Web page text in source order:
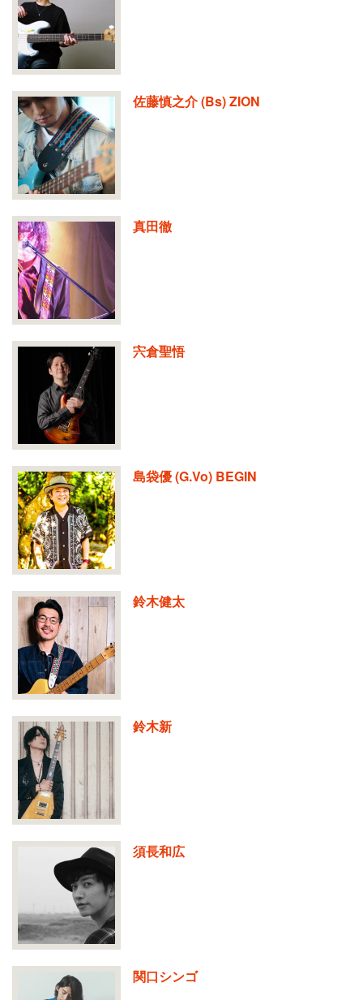
佐藤慎之介 (Bs) ZION
真田徹
宍倉聖悟
島袋優 (G.Vo) BEGIN
鈴木健太
鈴木新
須長和広
関口シンゴ